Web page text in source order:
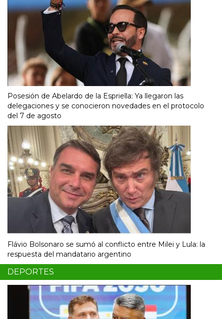
Posesión de Abelardo de la Espriella: Ya llegaron las
delegaciones y se conocieron novedades en el protocolo
del 7 de agosto
Flávio Bolsonaro se sumó al conflicto entre Milei y Lula: la
respuesta del mandatario argentino
DEPORTES